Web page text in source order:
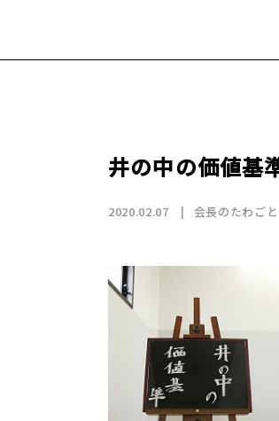
沿革
国際事業（wagaya
フランチャイズ事業
お知らせ
井の中の価値基
2020.02.07 会長のたわごと